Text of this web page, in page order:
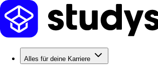
Alles für deine Karriere